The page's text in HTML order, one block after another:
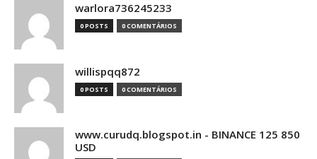
warlora736245233
0 POSTS 0 COMENTÁRIOS
willispqq872
0 POSTS 0 COMENTÁRIOS
www.curudq.blogspot.in - BINANCE 125 850
USD